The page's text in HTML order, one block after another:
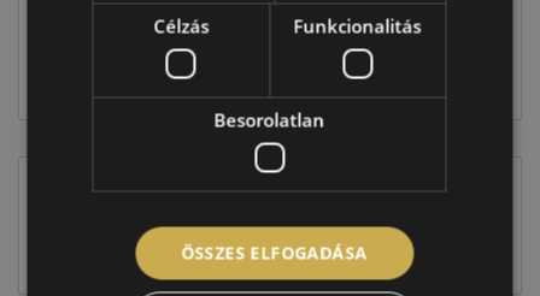
EU-s abroncscímke
jellegűek. Előfordulhat, hogy még a korábbi EU-s
címkével ellátott abroncs kerül kiszállításra.
Célzás Funkcionalitás
Besorolatlan
ÖSSZES ELFOGADÁSA